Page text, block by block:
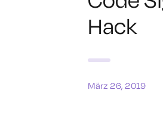
Hack
März 26, 2019